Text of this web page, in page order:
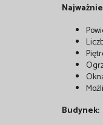
Budynek: